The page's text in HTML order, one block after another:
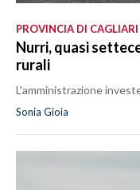
PROVINCIA DI CAGLIARI
Nurri, quasi
rurali
L'amministrazione
Sonia Gioia